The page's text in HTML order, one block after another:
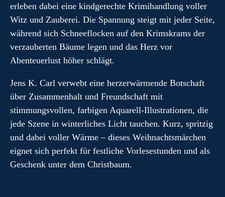
erleben dabei eine kindgerechte Krimihandlung voller
Witz und Zauberei. Die Spannung steigt mit jeder Seite,
während sich Schneeflocken auf den Krimskrams der
verzauberten Bäume legen und das Herz vor
Abenteuerlust höher schlägt.
Jens K. Carl verwebt eine herzerwärmende Botschaft
über Zusammenhalt und Freundschaft mit
stimmungsvollen, farbigen Aquarell-Illustrationen, die
jede Szene in winterliches Licht tauchen. Kurz, spritzig
und dabei voller Wärme – dieses Weihnachtsmärchen
eignet sich perfekt für festliche Vorlesestunden und als
Geschenk unter dem Christbaum.